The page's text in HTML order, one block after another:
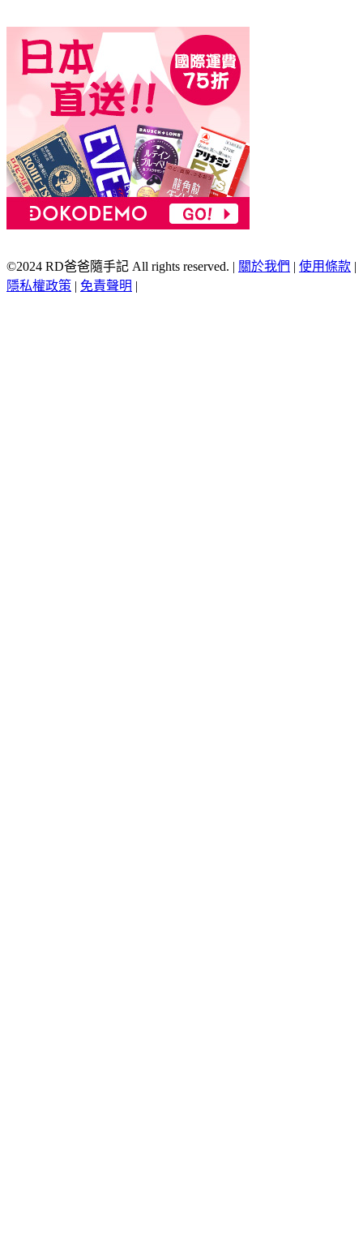
©2024 RD爸爸隨手記 All rights reserved. | 關於我們 | 使用條款 |
隱私權政策 | 免責聲明 |